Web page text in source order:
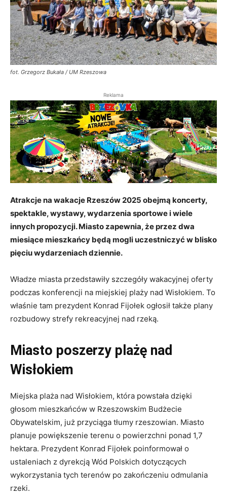
fot. Grzegorz Bukała / UM Rzeszowa
Reklama
Atrakcje na wakacje Rzeszów 2025 obejmą koncerty,
spektakle, wystawy, wydarzenia sportowe i wiele
innych propozycji. Miasto zapewnia, że przez dwa
miesiące mieszkańcy będą mogli uczestniczyć w blisko
pięciu wydarzeniach dziennie.
Władze miasta przedstawiły szczegóły wakacyjnej oferty
podczas konferencji na miejskiej plaży nad Wisłokiem. To
właśnie tam prezydent Konrad Fijołek ogłosił także plany
rozbudowy strefy rekreacyjnej nad rzeką.
Miasto poszerzy plażę nad
Wisłokiem
Miejska plaża nad Wisłokiem, która powstała dzięki
głosom mieszkańców w Rzeszowskim Budżecie
Obywatelskim, już przyciąga tłumy rzeszowian. Miasto
planuje powiększenie terenu o powierzchni ponad 1,7
hektara. Prezydent Konrad Fijołek poinformował o
ustaleniach z dyrekcją Wód Polskich dotyczących
wykorzystania tych terenów po zakończeniu odmulania
rzeki.